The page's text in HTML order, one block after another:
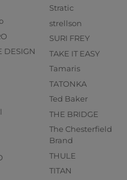
DESIGN
Stratic
strellson
SURI FREY
TAKE IT EASY
Tamaris
TATONKA
Ted Baker
THE BRIDGE
The Chesterfield
Brand
THULE
TITAN